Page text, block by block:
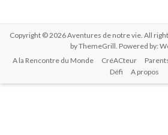
Copyright © 2026Aventures de notre vie. All
by ThemeGrill. Powered by:
A la Rencontre du Monde
CréACteur
Défi
A propos